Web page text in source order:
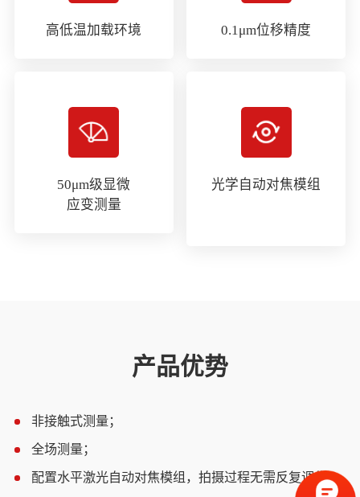
高低温加载环境 0.1μm位移精度
50μm级显微
应变测量
光学自动对焦模组
产品优势
1 非接触式测量；
2 全场测量；
3 配置水平激光自动对焦模组，拍摄过程无需反复调焦；